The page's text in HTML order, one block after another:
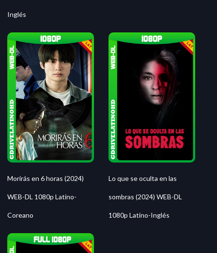
Inglés
Morirás en 6 horas (2024)
WEB-DL 1080p Latino-
Coreano
Lo que se oculta en las
sombras (2024) WEB-DL
1080p Latino-Inglés